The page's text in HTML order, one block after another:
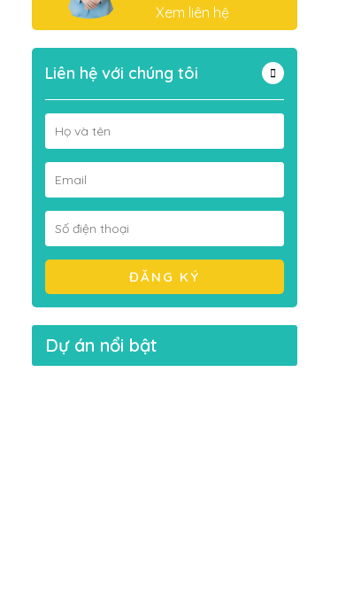
Xem liên hệ
Liên hệ với chúng tôi
ĐĂNG KÝ
Dự án nổi bật